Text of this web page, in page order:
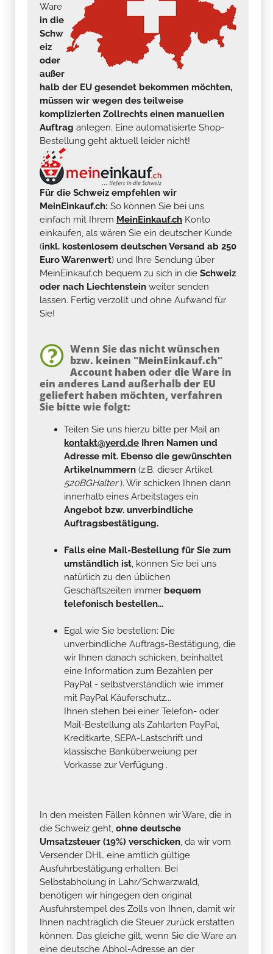
Ware
in die
Schw
eiz
oder
außer
halb der EU gesendet bekommen möchten,
müssen wir wegen des teilweise
komplizierten Zollrechts einen manuellen
Auftrag anlegen. Eine automatisierte Shop-
Bestellung geht aktuell leider nicht!
Für die Schweiz empfehlen wir
MeinEinkauf.ch: So können Sie bei uns
einfach mit Ihrem MeinEinkauf.ch Konto
einkaufen, als wären Sie ein deutscher Kunde
(inkl. kostenlosem deutschen Versand ab 250
Euro Warenwert) und Ihre Sendung über
MeinEinkauf.ch bequem zu sich in die Schweiz
oder nach Liechtenstein weiter senden
lassen. Fertig verzollt und ohne Aufwand für
Sie!
Wenn Sie das nicht wünschen
bzw. keinen "MeinEinkauf.ch"
Account haben oder die Ware in
ein anderes Land außerhalb der EU
geliefert haben möchten, verfahren
Sie bitte wie folgt:
Teilen Sie uns hierzu bitte per Mail an
kontakt@yerd.de Ihren Namen und
Adresse mit. Ebenso die gewünschten
Artikelnummern (z.B. dieser Artikel:
520BGHalter). Wir schicken Ihnen dann
innerhalb eines Arbeitstages ein
Angebot bzw. unverbindliche
Auftragsbestätigung.
Falls eine Mail-Bestellung für Sie zum
umständlich ist, können Sie bei uns
natürlich zu den üblichen
Geschäftszeiten immer bequem
telefonisch bestellen...
Egal wie Sie bestellen: Die
unverbindliche Auftrags-Bestätigung, die
wir Ihnen danach schicken, beinhaltet
eine Information zum Bezahlen per
PayPal - selbstverständlich wie immer
mit PayPal Käuferschutz...
Ihnen stehen bei einer Telefon- oder
Mail-Bestellung als Zahlarten PayPal,
Kreditkarte, SEPA-Lastschrift und
klassische Banküberweiung per
Vorkasse zur Verfügung .
In den meisten Fällen können wir Ware, die in
die Schweiz geht, ohne deutsche
Umsatzsteuer (19%) verschicken, da wir vom
Versender DHL eine amtlich gültige
Ausfuhrbestätigung erhalten. Bei
Selbstabholung in Lahr/Schwarzwald,
benötigen wir hingegen den original
Ausfuhrstempel des Zolls von Ihnen, damit wir
Ihnen nachträglich die Steuer zurück erstatten
können. Das gleiche gilt, wenn Sie die Ware an
eine deutsche Abhol-Adresse an der